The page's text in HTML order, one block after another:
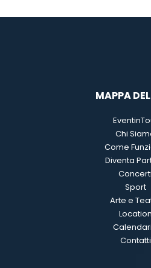
MAPPA
Chi
Come
Diventa
Concerti
Sport
Arte e
Location
Contatti